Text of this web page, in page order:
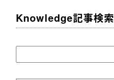
Knowledge記事検索